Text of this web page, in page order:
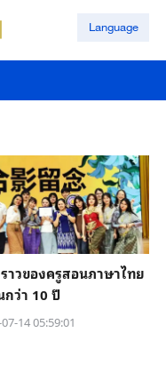
Language
ราวของครูสอนภาษาไทย
กว่า 10 ปี
14 05:59:01